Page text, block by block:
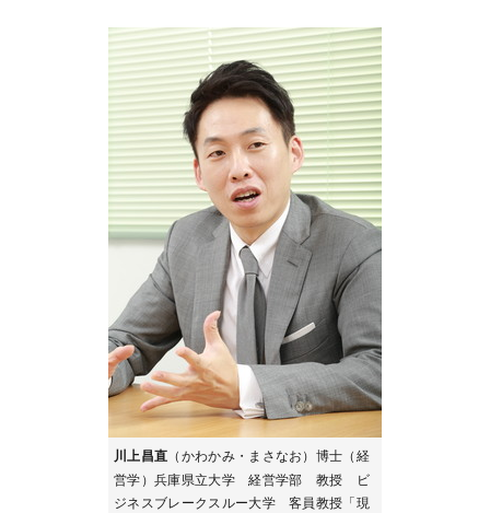
川上昌直 （かわかみ・まさなお）博士（経
営学）兵庫県立大学 経営学部 教授 ビ
ジネスブレークスルー大学 客員教授「現